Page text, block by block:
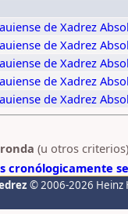
de Xadrez
de Xadrez
de Xadrez
de Xadrez
de Xadrez
(u otros
cronólogicamente
© 2006-2026 Heinz